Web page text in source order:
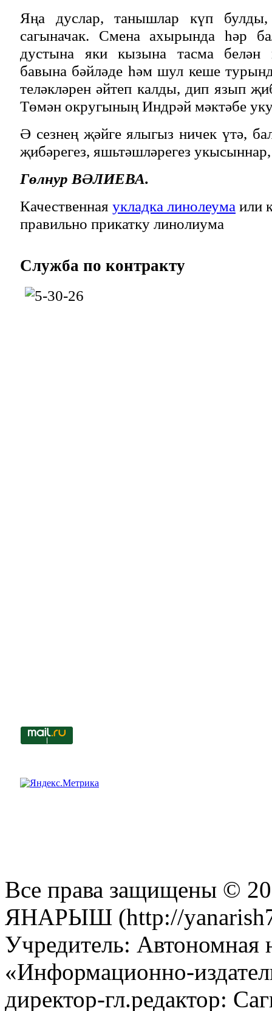
Яңа дуслар, танышлар күп булды,
сагыначак. Смена ахырында һәр
дустына яки кызына тасма
бавына бәйләде һәм шул кеше
теләкләрен әйтеп калды, дип язып
Төмән округының Индрәй мәктәбе
Ә сезнең җәйге ялыгыз ничек үтә,
җибәрегез, яшьтәшләрегез
Гөлнур ВӘЛИЕВА.
Качественная укладка линолеума или
правильно прикатку линолиума
Служба по контракту
Все права защищены ©
ЯНАРЫШ (http://
Учредитель: Автономная
«Информационно-
директор-гл.редактор: